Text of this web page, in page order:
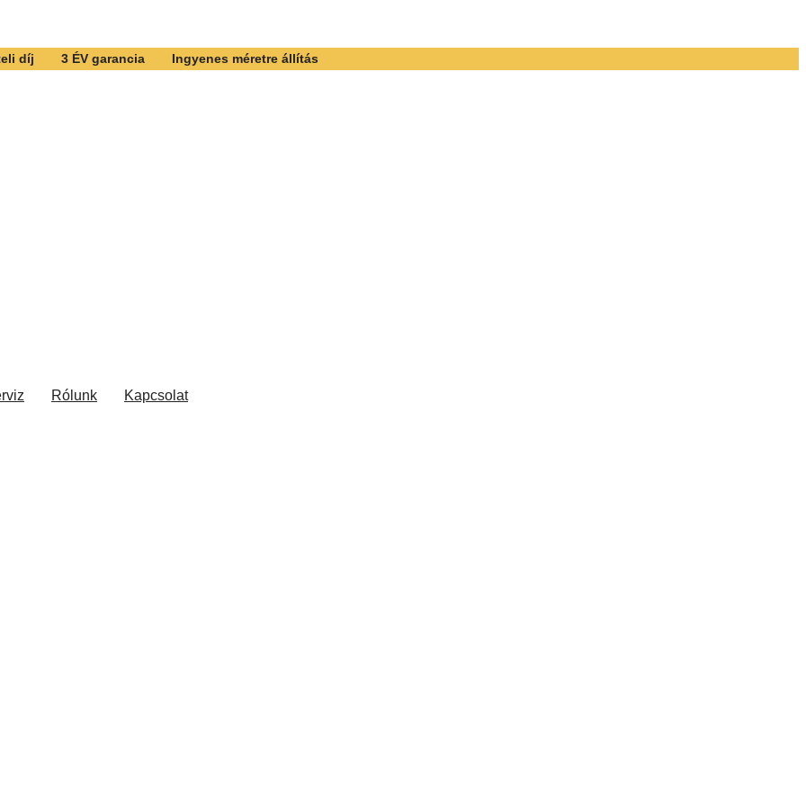
díj 3 ÉV garancia Ingyenes méretre állítás
Rólunk Kapcsolat